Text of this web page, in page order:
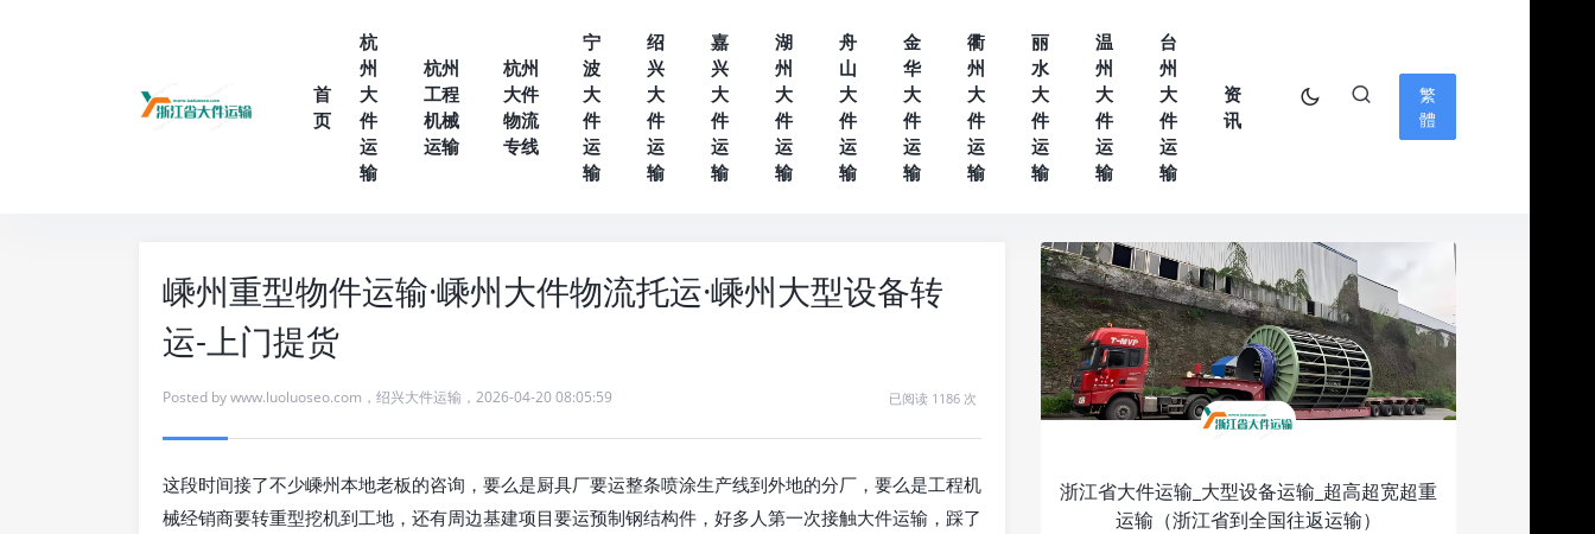
首
页
杭
州
大
件
运
输
杭州
工程
机械
运输
杭州
大件
物流
专线
宁
波
大
件
运
输
绍
兴
大
件
运
输
嘉
兴
大
件
运
输
湖
州
大
件
运
输
舟
山
大
件
运
输
金
华
大
件
运
输
衢
州
大
件
运
输
丽
水
大
件
运
输
温
州
大
件
运
输
台
州
大
件
运
输
资
讯
繁
體
嵊州重型物件运输·嵊州大件物流托运·嵊州大型设备转
运-上门提货
Posted bywww.luoluoseo.com ， 绍兴大件运输 ， 2026-04-20 08:05:59 已阅读 1186 次
这段时间接了不少嵊州本地老板的咨询，要么是厨具厂要运整条喷涂生产线到外地的分厂，要么是工程机
械经销商要转重型挖机到工地，还有周边基建项目要运预制钢结构件，好多人第一次接触大件运输，踩了
浙江省大件运输_大型设备运输_超高超宽超重
运输（浙江省到全国往返运输）